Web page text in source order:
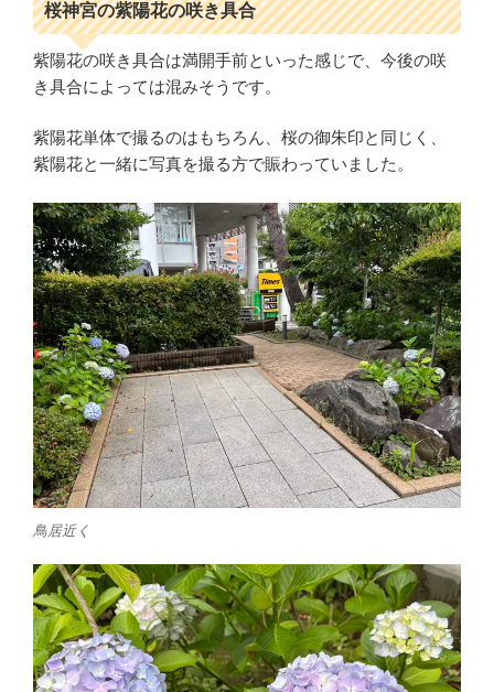
桜神宮の紫陽花の咲き具合
紫陽花の咲き具合は満開手前といった感じで、今後の咲
き具合によっては混みそうです。
紫陽花単体で撮るのはもちろん、桜の御朱印と同じく、
紫陽花と一緒に写真を撮る方で賑わっていました。
鳥居近く